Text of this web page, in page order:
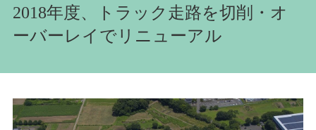
2018年度、トラック走路を切削・オ
ーバーレイでリニューアル